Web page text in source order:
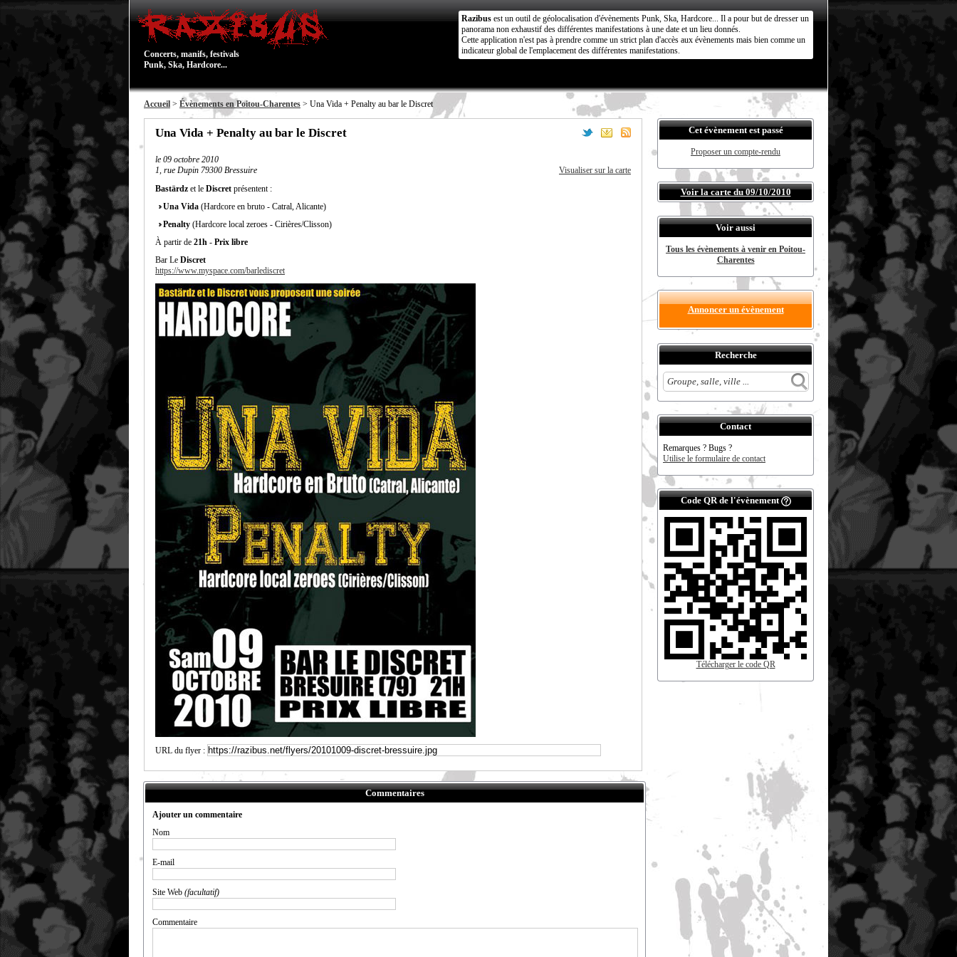
Concerts, manifs, festivals
Punk, Ska, Hardcore...
Razibus est un outil de géolocalisation d'évènements Punk, Ska, Hardcore... Il a pour but de dresser un
panorama non exhaustif des différentes manifestations à une date et un lieu donnés.
Cette application n'est pas à prendre comme un strict plan d'accès aux évènements mais bien comme un
indicateur global de l'emplacement des différentes manifestations.
Accueil > Évènements en Poitou-Charentes > Una Vida + Penalty au bar le Discret
Una Vida + Penalty au bar le Discret
le 09 octobre 2010
1, rue Dupin 79300 Bressuire
Visualiser sur la carte
Bastärdz et le Discret présentent :
Una Vida (Hardcore en bruto - Catral, Alicante)
Penalty (Hardcore local zeroes - Cirières/Clisson)
À partir de 21h - Prix libre
Bar Le Discret
https://www.myspace.com/barlediscret
URL du flyer :
Commentaires
Ajouter un commentaire
Nom
E-mail
Site Web (facultatif)
Commentaire
Cet évènement est passé
Proposer un compte-rendu
Voir la carte du 09/10/2010
Voir aussi
Tous les évènements à venir en Poitou-
Charentes
Annoncer un évènement
Recherche
Contact
Remarques ? Bugs ?
Utilise le formulaire de contact
Code QR de l'évènement
Télécharger le code QR